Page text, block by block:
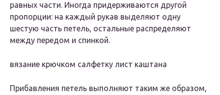
равных части. Иногда придерживаются другой
пропорции: на каждый рукав выделяют одну
шестую часть петель, остальные распределяют
между передом и спинкой.
вязание крючком салфетку лист каштана
Прибавления петель выполняют таким же образом,